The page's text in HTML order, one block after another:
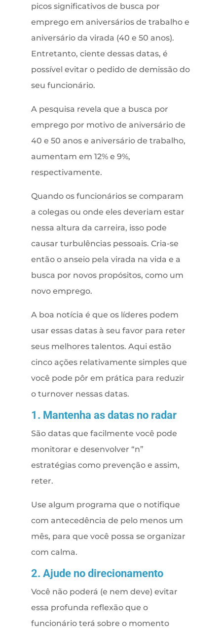
picos significativos de busca por
emprego em aniversários de trabalho e
aniversário da virada (40 e 50 anos).
Entretanto, ciente dessas datas, é
possível evitar o pedido de demissão do
seu funcionário.
A pesquisa revela que a busca por
emprego por motivo de aniversário de
40 e 50 anos e aniversário de trabalho,
aumentam em 12% e 9%,
respectivamente.
Quando os funcionários se comparam
a colegas ou onde eles deveriam estar
nessa altura da carreira, isso pode
causar turbulências pessoais. Cria-se
então o anseio pela virada na vida e a
busca por novos propósitos, como um
novo emprego.
A boa notícia é que os líderes podem
usar essas datas à seu favor para reter
seus melhores talentos. Aqui estão
cinco ações relativamente simples que
você pode pôr em prática para reduzir
o turnover nessas datas.
1. Mantenha as datas no radar
São datas que facilmente você pode
monitorar e desenvolver “n”
estratégias como prevenção e assim,
reter.
Use algum programa que o notifique
com antecedência de pelo menos um
mês, para que você possa se organizar
com calma.
2. Ajude no direcionamento
Você não poderá (e nem deve) evitar
essa profunda reflexão que o
funcionário terá sobre o momento